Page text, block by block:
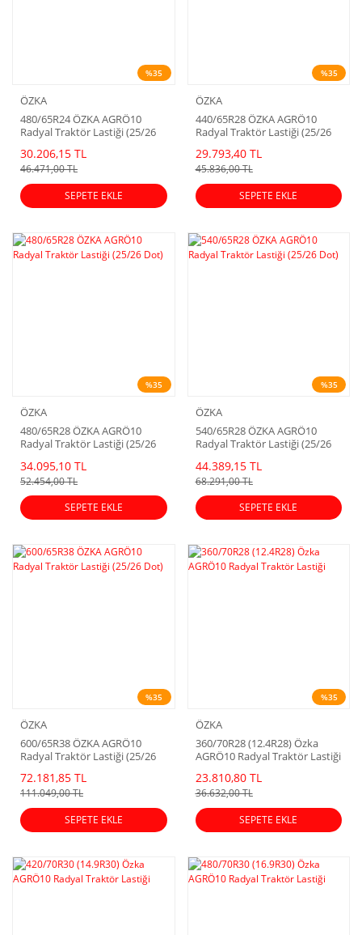
%35
ÖZKA
480/65R24 ÖZKA AGRÖ10
Radyal Traktör Lastiği (25/26
30.206,15 TL
46.471,00 TL
SEPETE EKLE
%35
ÖZKA
440/65R28 ÖZKA AGRÖ10
Radyal Traktör Lastiği (25/26
29.793,40 TL
45.836,00 TL
SEPETE EKLE
%35
ÖZKA
480/65R28 ÖZKA AGRÖ10
Radyal Traktör Lastiği (25/26
34.095,10 TL
52.454,00 TL
SEPETE EKLE
%35
ÖZKA
540/65R28 ÖZKA AGRÖ10
Radyal Traktör Lastiği (25/26
44.389,15 TL
68.291,00 TL
SEPETE EKLE
%35
ÖZKA
600/65R38 ÖZKA AGRÖ10
Radyal Traktör Lastiği (25/26
72.181,85 TL
111.049,00 TL
SEPETE EKLE
%35
ÖZKA
360/70R28 (12.4R28) Özka
AGRÖ10 Radyal Traktör Lastiği
23.810,80 TL
36.632,00 TL
SEPETE EKLE